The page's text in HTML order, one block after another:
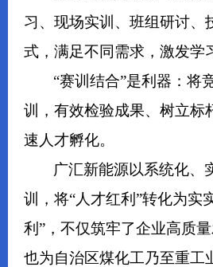
习、现场实训、班组研讨、
式，满足不同需求，激发学
“赛训结合”是利器：将
训，有效检验成果、树立标
速人才孵化。
广汇新能源以系统化、
训，将“人才红利”转化为实
利”，不仅筑牢了企业高质
也为自治区煤化工乃至重工